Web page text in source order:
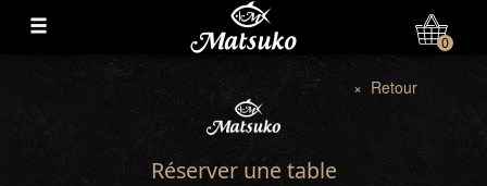
0
× Retour
Réserver une table